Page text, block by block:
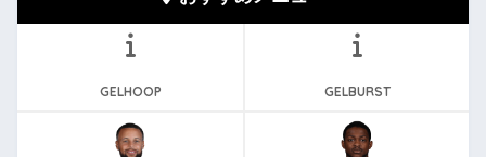
GELHOOP GELBURST